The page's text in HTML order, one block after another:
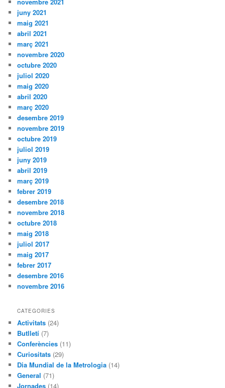
juny 2021
maig 2021
abril 2021
març 2021
novembre 2020
octubre 2020
juliol 2020
maig 2020
abril 2020
març 2020
desembre 2019
novembre 2019
octubre 2019
juliol 2019
juny 2019
abril 2019
març 2019
febrer 2019
desembre 2018
novembre 2018
octubre 2018
maig 2018
juliol 2017
maig 2017
febrer 2017
desembre 2016
novembre 2016
CATEGORIES
Activitats (24)
Butlletí (7)
Conferències (11)
Curiositats (29)
Dia Mundial de la Metrologia (14)
General (71)
Jornades (14)